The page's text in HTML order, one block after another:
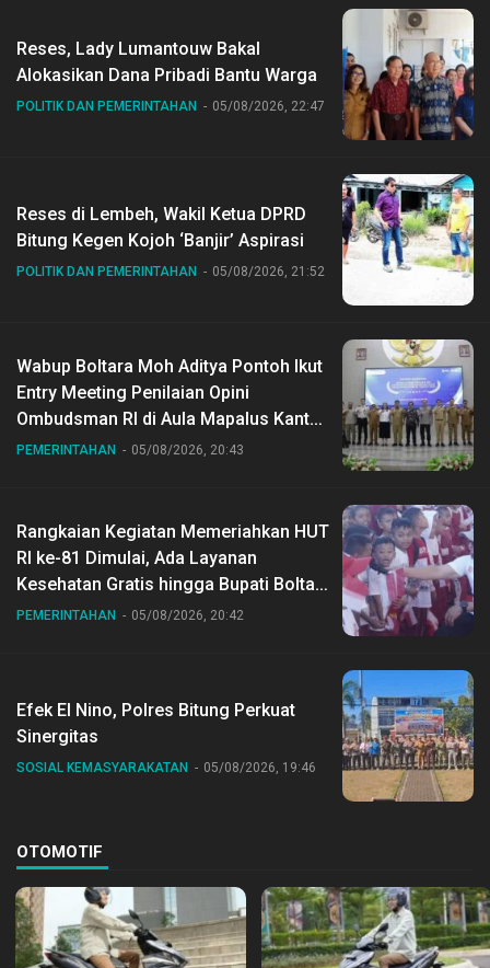
Reses, Lady Lumantouw Bakal
Alokasikan Dana Pribadi Bantu Warga
POLITIK DAN PEMERINTAHAN 05/08/2026, 22:47
Reses di Lembeh, Wakil Ketua DPRD
Bitung Kegen Kojoh ‘Banjir’ Aspirasi
POLITIK DAN PEMERINTAHAN 05/08/2026, 21:52
Wabup Boltara Moh Aditya Pontoh Ikut
Entry Meeting Penilaian Opini
Ombudsman RI di Aula Mapalus Kantur
Gubernur Sulut
PEMERINTAHAN 05/08/2026, 20:43
Rangkaian Kegiatan Memeriahkan HUT
RI ke-81 Dimulai, Ada Layanan
Kesehatan Gratis hingga Bupati Boltara
Dr Sirajudin Lasena Ikut Jalan Sehat
PEMERINTAHAN 05/08/2026, 20:42
Efek El Nino, Polres Bitung Perkuat
Sinergitas
SOSIAL KEMASYARAKATAN 05/08/2026, 19:46
OTOMOTIF